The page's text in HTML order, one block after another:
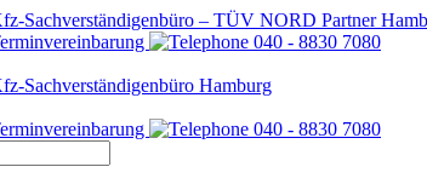
040 - 8830 7080
040 - 8830 7080